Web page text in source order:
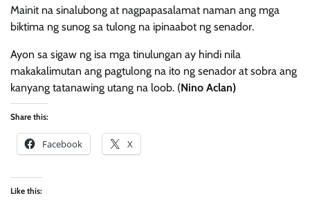
Mainit na sinalubong at nagpapasalamat naman ang mga
biktima ng sunog sa tulong na ipinaabot ng senador.
Ayon sa sigaw ng isa mga tinulungan ay hindi nila
makakalimutan ang pagtulong na ito ng senador at sobra ang
kanyang tatanawing utang na loob. (Nino Aclan)
Share this:
Facebook X
Like this: